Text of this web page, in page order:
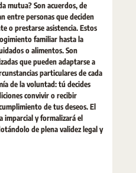
mutua? Son acuerdos, de
entre personas que deciden
o prestarse asistencia. Estos
familiar hasta la
o alimentos. Son
que pueden adaptarse a
particulares de cada
de la voluntad: tú decides
convivir o recibir
de tus deseos. El
imparcial y formalizará el
de plena validez legal y